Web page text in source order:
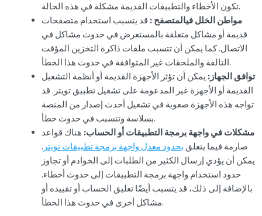
تكون الأخطاء والتطبيقات القديمة مشكلة في هذه الحالة.
مواطن الخلل فيالمتصفح : قد يتسبب استخدام متصفحات
قديمة أو مشاكل متعلقة بالمستعرض في حدوث مشاكل في
الاتصال. كما يمكن أن تتسبب ملفات ذاكرة التخزين المؤقت
التالفة والملحقات غير المتوافقة في حدوث هذا الخطأ.
توافق الجهاز: يمكن أن تؤثر الأجهزة القديمة أو أنظمة التشغيل
القديمة أو الأجهزة غير المدعومة على تشغيل تطبيق تويتر. قد
تواجه هذه الأجهزة صعوبة في تشغيل أحدث إصدار من المنصة
بسلاسة وتتسبب في حدوث خطأ.
مشكلات في واجهة برمجة التطبيقات أو الحساب: هناك قواعد
صارمة فيما يتعلق بحدود معدل واجهة برمجة تطبيقات تويتر .
يمكن أن يؤدي إرسال الكثير من الطلبات إلى الخوادم أو تجاوز
حدود استخدام واجهة برمجة التطبيقات إلى حدوث أخطاء.
بالإضافة إلى ذلك، قد يتسبب أيضًا تعليق الحساب أو تقييده أو
مشاكل أخرى في حدوث هذا الخطأ.